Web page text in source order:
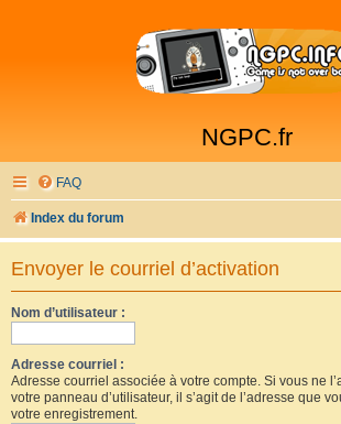
NGPC.fr
FAQ
Index du forum
Envoyer le courriel d’activation
Nom d’utilisateur :
Adresse courriel :
Adresse courriel associée à votre compte. Si vous ne
votre panneau d’utilisateur, il s’agit de l’adresse que
votre enregistrement.